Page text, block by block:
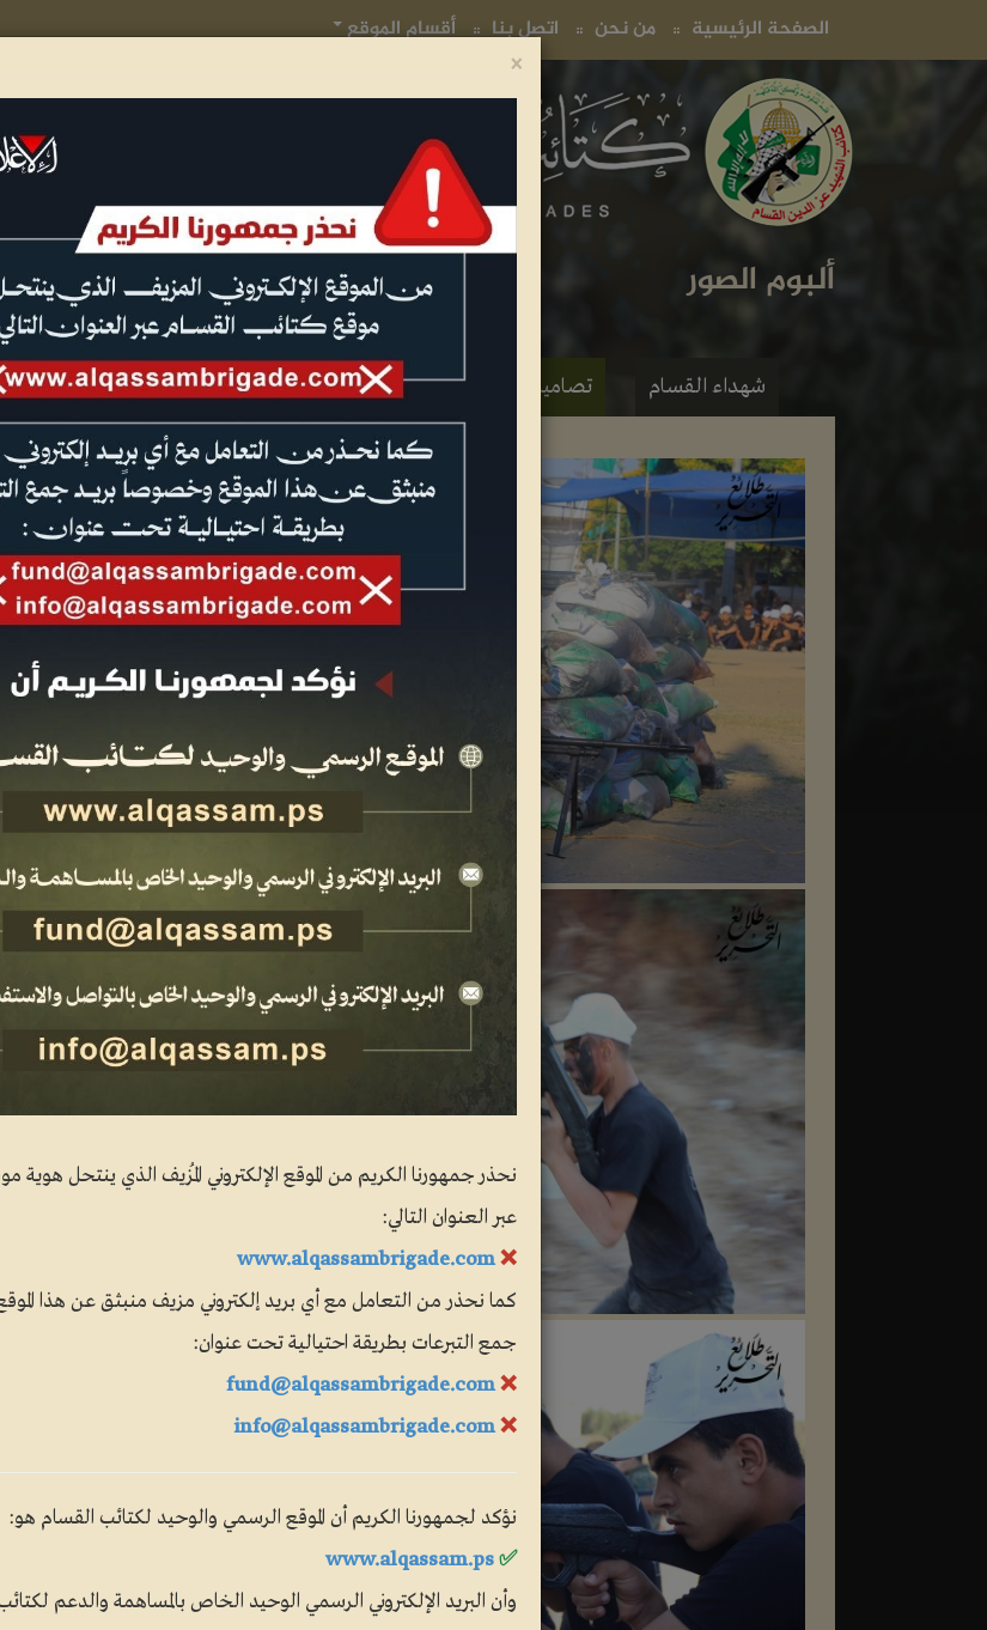
الصفحة الرئيسية من نحن اتصل بنا(current) أقسام الموقع
ألبوم الصور
شهداء القسام تصاميم فنية عمليات جهادية الجيل الأول للقسام
×
نحذر جمهورنا الكريم من الموقع الإلكتروني المُزيف الذي ينتحل هوية
عبر العنوان التالي:
❌
www.alqassambrigade.com
كما نحذر من التعامل مع أي بريد إلكتروني مزيف منبثق عن هذا
جمع التبرعات بطريقة احتيالية تحت عنوان:
❌
fund@alqassambrigade.com
❌
info@alqassambrigade.com
نؤكد لجمهورنا الكريم أن الموقع الرسمي والوحيد لكتائب القسام هو:
✅
www.alqassam.ps
وأن البريد الإلكتروني الرسمي الوحيد الخاص بالمساهمة والدعم